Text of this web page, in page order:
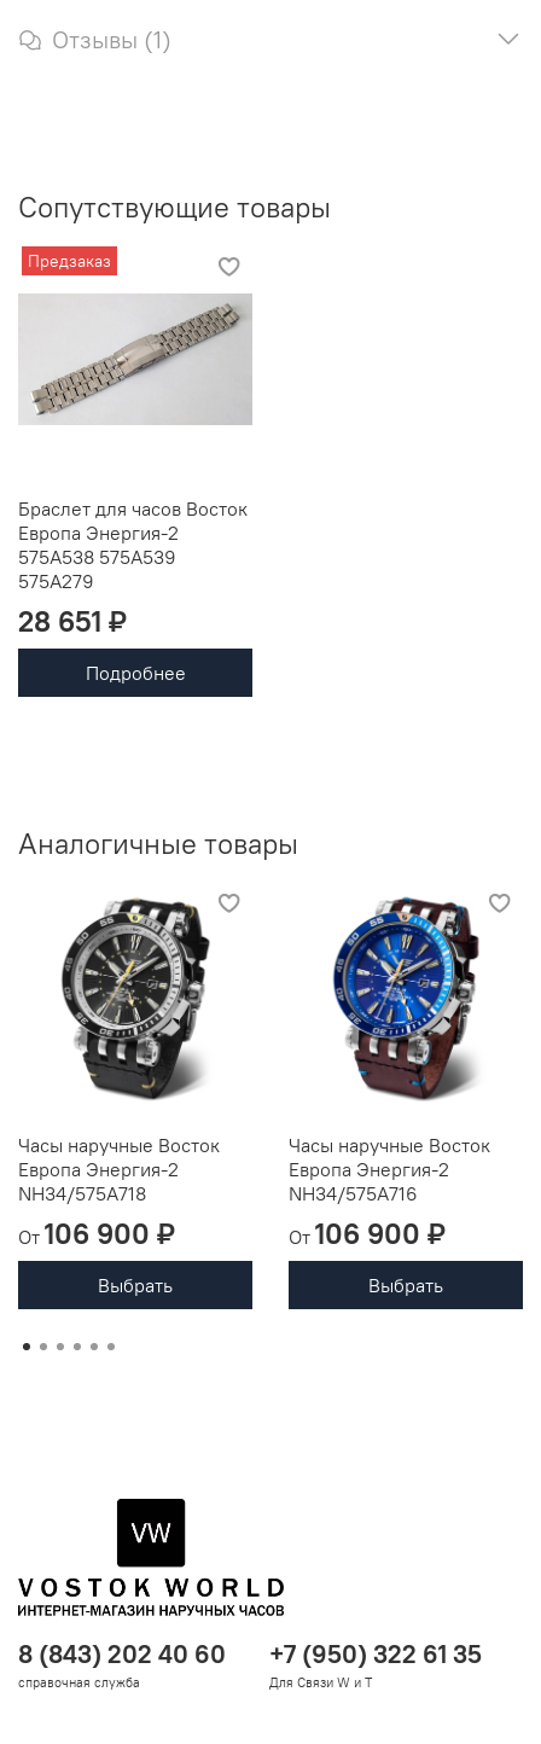
Отзывы (1)
Сопутствующие товары
Предзаказ
Браслет для часов Восток
Европа Энергия-2
575A538 575A539
575A279
28 651 ₽
Подробнее
Аналогичные товары
Часы наручные Восток
Европа Энергия-2
NH34/575A718
От 106 900 ₽
Выбрать
Часы наручные Восток
Европа Энергия-2
NH34/575A716
От 106 900 ₽
Выбрать
8 (843) 202 40 60
справочная служба
+7 (950) 322 61 35
Для Связи W и T